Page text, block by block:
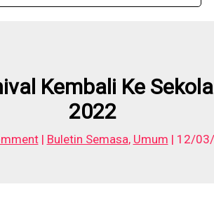
Kembali Ke
2022
| Buletin Semasa, Umum | 12/